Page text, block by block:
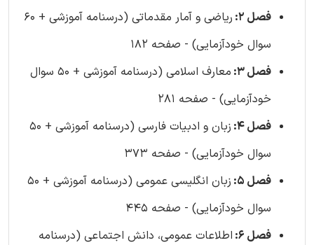
فصل 2:
ریاضی و آمار مقدماتی (درسنامه آموزشی + 60
سوال خودآزمایی) - صفحه 182
فصل 3:
معارف اسلامی (درسنامه آموزشی + 50 سوال
خودآزمایی) - صفحه 281
فصل 4:
زبان و ادبیات فارسی (درسنامه آموزشی + 50
سوال خودآزمایی) - صفحه 373
فصل 5:
زبان انگلیسی عمومی (درسنامه آموزشی + 50
سوال خودآزمایی) - صفحه 445
فصل 6:
اطلاعات عمومی، دانش اجتماعی (درسنامه